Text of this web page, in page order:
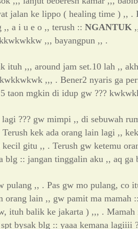
jalan ke lippo ( healing time ) ,, .
,, a i u e o ,, terush :: NGANTUK
,,, bayangpun ,, .
ituh ,,, around jam set.10 lah ,,
,,, . Bener2 nyaris ga
taon mgkin di idup gw ???
lagi ??? gw mimpi ,, di sebuwah
Terush kek ada orang lain lagi ,,
kecil gitu ,, . Terush gw ketemu
blg :: jangan tinggalin aku ,, aq ga
pulang ,, . Pas gw mo pulang, co
orang lain ,, gw pamit ma mamah
ituh balik ke jakarta ) ,,, .
bysak blg :: yaaa kemana lagiiii